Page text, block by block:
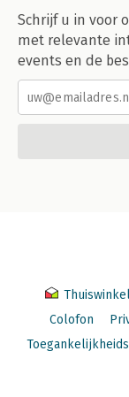
Schrijf u in voor
met relevante
events en de
Colofon